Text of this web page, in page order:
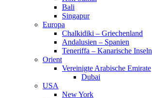
Bali
Singapur
Europa
Chalkidiki – Griechenland
Andalusien – Spanien
Teneriffa – Kanarische Inseln
Orient
Vereinigte Arabische Emirate
Dubai
USA
New York